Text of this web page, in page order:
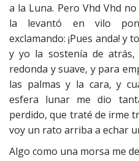
a la Luna. Pero Vhd Vhd
la levantó en vilo
exclamando: ¡Pues anda! y
y yo la sostenía de
redonda y suave, y para
las palmas y la cara, y
esfera lunar me dio
perdido, que traté de irme
voy un rato arriba a echar
Algo como una morsa me